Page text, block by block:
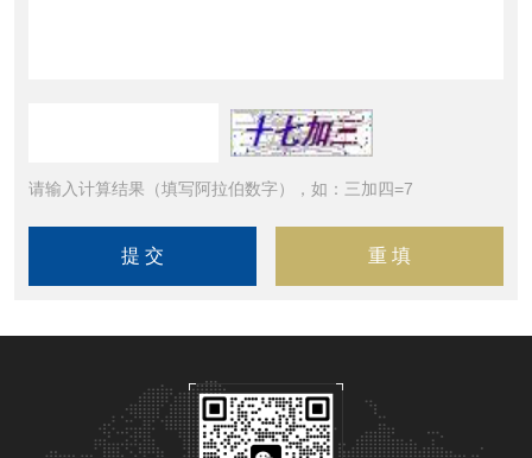
请输入计算结果（填写阿拉伯数字），如：三加四=7